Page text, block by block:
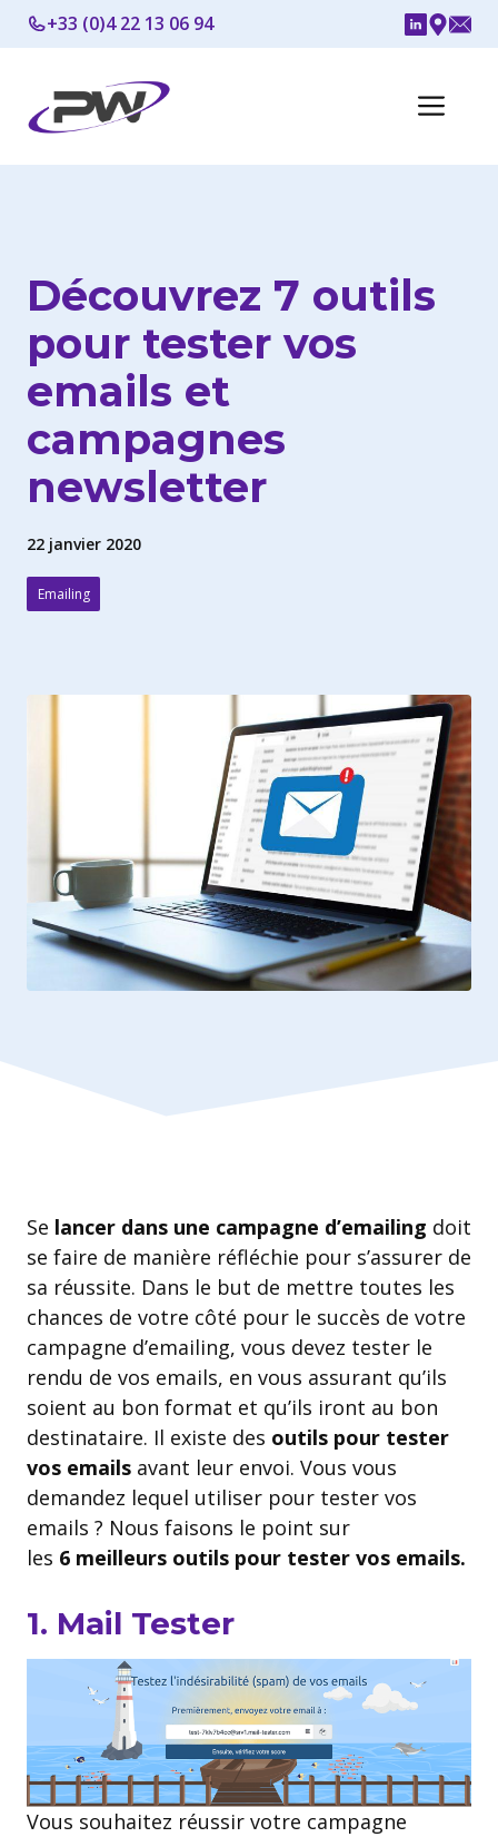
Aller
au
+33 (0)4 22 13 06 94
Découvrez 7 outils
pour tester vos
emails et
campagnes
newsletter
22 janvier 2020
Emailing
Se lancer dans une campagne d’emailing doit
se faire de manière réfléchie pour s’assurer de
sa réussite. Dans le but de mettre toutes les
chances de votre côté pour le succès de votre
campagne d’emailing, vous devez tester le
rendu de vos emails, en vous assurant qu’ils
soient au bon format et qu’ils iront au bon
destinataire. Il existe des outils pour tester
vos emails avant leur envoi. Vous vous
demandez lequel utiliser pour tester vos
emails ? Nous faisons le point sur
les 6 meilleurs outils pour tester vos emails.
1. Mail Tester
Vous souhaitez réussir votre campagne